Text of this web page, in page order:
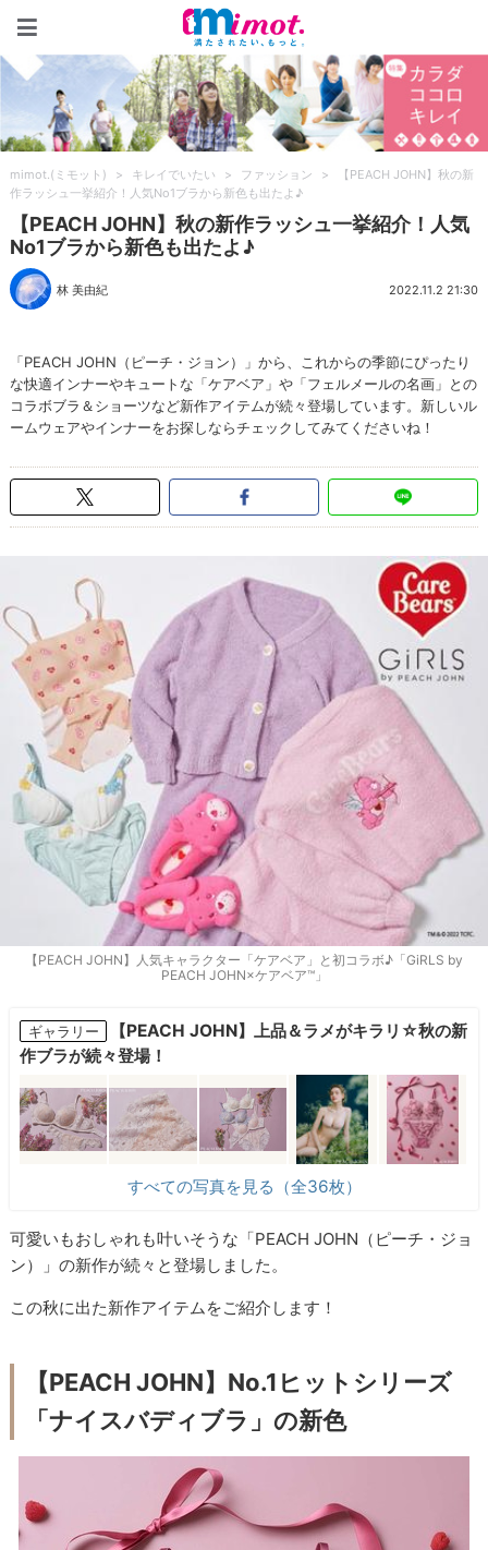
mimot.(ミモット) > キレイでいたい > ファッション >
【PEACH JOHN】秋の新
作ラッシュ一挙紹介！人気No1ブラから新色も出たよ♪
【PEACH JOHN】秋の新作ラッシュ一挙紹介！人気
No1ブラから新色も出たよ♪
林 美由紀 2022.11.2 21:30
「PEACH JOHN（ピーチ・ジョン）」から、これからの季節にぴったり
な快適インナーやキュートな「ケアベア」や「フェルメールの名画」との
コラボブラ＆ショーツなど新作アイテムが続々登場しています。新しいル
ームウェアやインナーをお探しならチェックしてみてくださいね！
【PEACH JOHN】人気キャラクター「ケアベア」と初コラボ♪「GiRLS by
PEACH JOHN×ケアベア™」
ギャラリー
【PEACH JOHN】上品＆ラメがキラリ☆秋の新
作ブラが続々登場！
すべての写真を見る（全36枚）
可愛いもおしゃれも叶いそうな「PEACH JOHN（ピーチ・ジョ
ン）」の新作が続々と登場しました。
この秋に出た新作アイテムをご紹介します！
【PEACH JOHN】No.1ヒットシリーズ
「ナイスバディブラ」の新色